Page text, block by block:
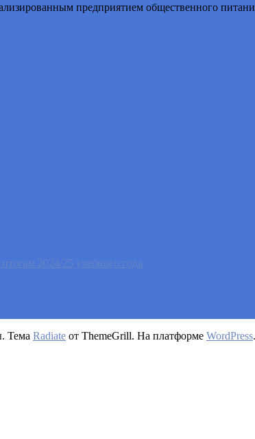
предприятием общественного
2024/25 учебного года
Тема Radiate от ThemeGrill. На платформе WordPress.